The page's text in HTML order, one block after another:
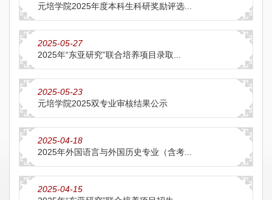
元培学院2025年度本科生科研奖励评选...
2025-05-27
2025年“东亚研究”联合培养项目录取...
2025-05-23
元培学院2025双专业审核结果公示
2025-04-18
2025年外国语言与外国历史专业（含考...
2025-04-15